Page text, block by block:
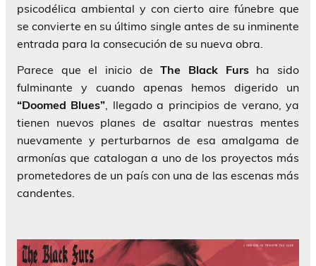
psicodélica ambiental y con cierto aire fúnebre que
se convierte en su último single antes de su inminente
entrada para la consecución de su nueva obra.
Parece que el inicio deThe Black Fursha sido
fulminante y cuando apenas hemos digerido un
“Doomed Blues” , llegado a principios de verano, ya
tienen nuevos planes de asaltar nuestras mentes
nuevamente y perturbarnos de esa amalgama de
armonías que catalogan a uno de los proyectos más
prometedores de un país con una de las escenas más
candentes.